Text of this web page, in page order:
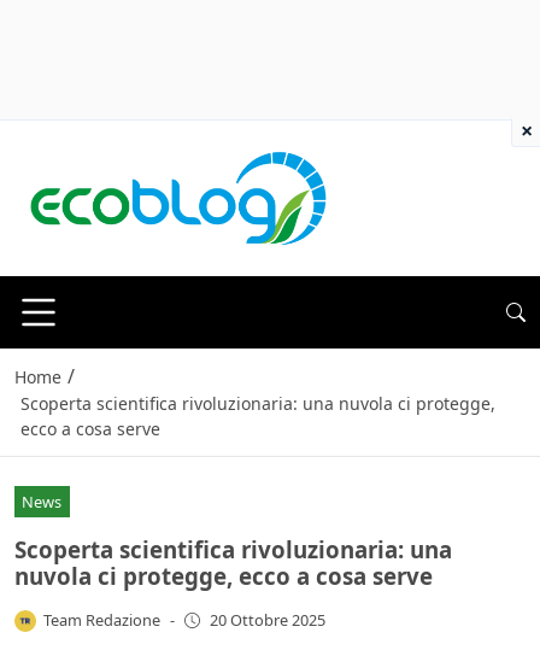
Home /
Scoperta scientifica rivoluzionaria: una nuvola ci protegge,
ecco a cosa serve
News
Scoperta scientifica rivoluzionaria: una
nuvola ci protegge, ecco a cosa serve
Team Redazione - 20 Ottobre 2025
×